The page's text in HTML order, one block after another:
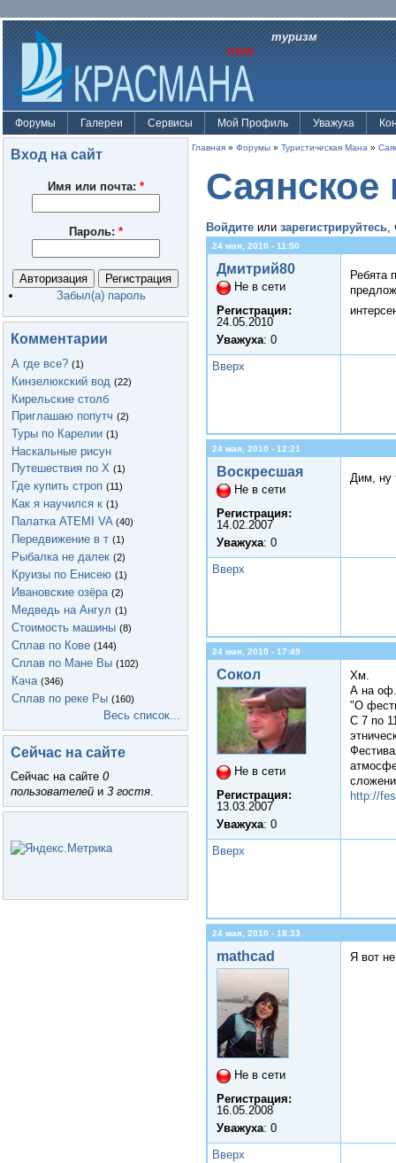
туризм
Форумы Галереи Сервисы Мой Профиль Уважуха
Вход на сайт
Имя или почта: *
Пароль: *
Забыл(а) пароль
Комментарии
А где все? (1)
Кинзелюкский вод (22)
Кирельские столб
Приглашаю попутч (2)
Туры по Карелии (1)
Наскальные рисун
Путешествия по Х (1)
Где купить строп (11)
Как я научился к (1)
Палатка ATEMI VA (40)
Передвижение в т (1)
Рыбалка не далек (2)
Круизы по Енисею (1)
Ивановские озёра (2)
Медведь на Ангул (1)
Стоимость машины (8)
Сплав по Кове (144)
Сплав по Мане Вы (102)
Кача (346)
Сплав по реке Ры (160)
Весь список...
Сейчас на сайте
Сейчас на сайте 0
пользователей и 3 гостя.
Главная » Форумы » Туристическая Мана »
Саянское
Войдите или зарегистрируйтесь,
24 мая, 2010 - 11:50
Дмитрий80
Не в сети
Регистрация:
24.05.2010
Уважуха: 0
Ребята
Вверх
24 мая, 2010 - 12:21
Воскресшая
Не в сети
Регистрация:
14.02.2007
Уважуха: 0
Дим, ну
Вверх
24 мая, 2010 - 17:49
Сокол
Не в сети
Регистрация:
13.03.2007
Уважуха: 0
Хм.
А на
"О
С 7 по
http://
Вверх
24 мая, 2010 - 18:33
mathcad
Не в сети
Регистрация:
16.05.2008
Уважуха: 0
Я вот
Вверх